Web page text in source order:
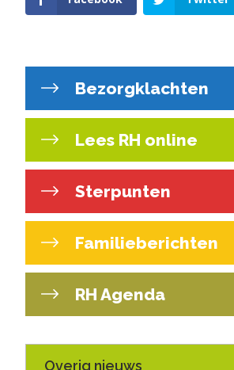
Bezorgklachten
Lees RH online
Sterpunten
Familieberichten
RH Agenda
Overig nieuws